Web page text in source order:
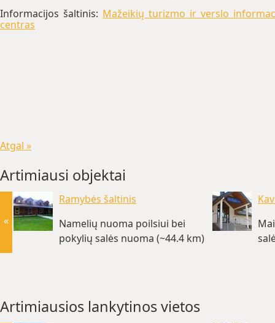
Informacijos šaltinis: Mažeikių turizmo ir verslo
centras
Atgal »
Artimiausi objektai
Ramybės šaltinis
Namelių nuoma poilsiui bei
pokylių salės nuoma (~44.4 km)
«
Artimiausios lankytinos vietos